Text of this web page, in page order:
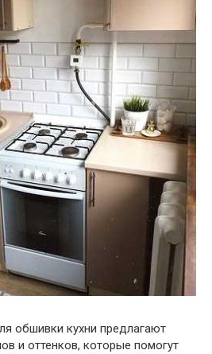
обшивки кухни предлагают
и оттенков, которые помогут